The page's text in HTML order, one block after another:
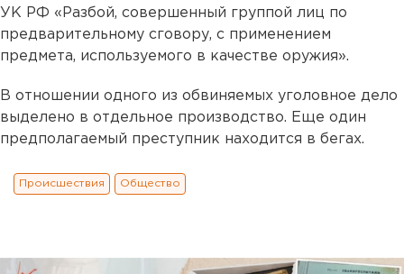
УК РФ «Разбой, совершенный группой лиц по
предварительному сговору, с применением
предмета, используемого в качестве оружия».
В отношении одного из обвиняемых уголовное дело
выделено в отдельное производство. Еще один
предполагаемый преступник находится в бегах.
Происшествия Общество